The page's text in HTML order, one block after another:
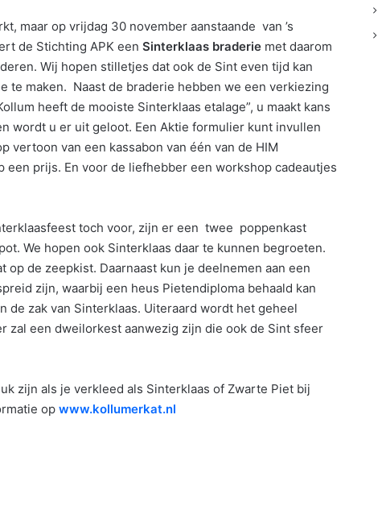
maar op vrijdag 30 november aanstaande van ’s
de Stichting APK een Sinterklaas braderie met daarom
Wij hopen stilletjes dat ook de Sint even tijd kan
te maken. Naast de braderie hebben we een verkiezing
heeft de mooiste Sinterklaas etalage”, u maakt kans
wordt u er uit geloot. Een Aktie formulier kunt invullen
vertoon van een kassabon van één van de HIM
prijs. En voor de liefhebber een workshop cadeautjes
toch voor, zijn er een twee poppenkast
We hopen ook Sinterklaas daar te kunnen begroeten.
de zeepkist. Daarnaast kun je deelnemen aan een
zijn, waarbij een heus Pietendiploma behaald kan
zak van Sinterklaas. Uiteraard wordt het geheel
zal een dweilorkest aanwezig zijn die ook de Sint sfeer
zijn als je verkleed als Sinterklaas of Zwarte Piet bij
op www.kollumerkat.nl